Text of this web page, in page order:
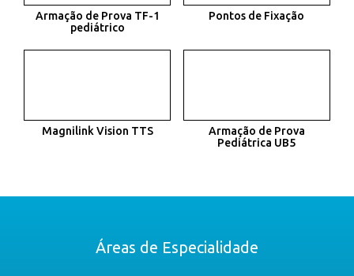
Armação de Prova TF-1
pediátrico
Pontos de Fixação
Magnilink Vision TTS
Armação de Prova
Pediátrica UB5
Áreas de Especialidade